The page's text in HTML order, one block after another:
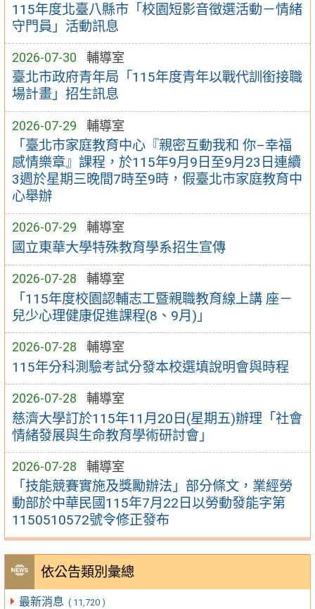
115年度北臺八縣市「校園短影音徵選活動－情緒
守門員」活動訊息
2026-07-30 輔導室
臺北市政府青年局「115年度青年以戰代訓銜接職
場計畫」招生訊息
2026-07-29 輔導室
「臺北市家庭教育中心『親密互動我和 你–幸福
感情樂章』課程，於115年9月9日至9月23日連續
3週於星期三晚間7時至9時，假臺北市家庭教育中
心舉辦
2026-07-29 輔導室
國立東華大學特殊教育學系招生宣傳
2026-07-28 輔導室
「115年度校園認輔志工暨親職教育線上講 座－
兒少心理健康促進課程(8、9月)」
2026-07-28 輔導室
115年分科測驗考試分發本校選填說明會與時程
2026-07-28 輔導室
慈濟大學訂於115年11月20日(星期五)辦理「社會
情緒發展與生命教育學術研討會」
2026-07-28 輔導室
「技能競賽實施及獎勵辦法」部分條文，業經勞
動部於中華民國115年7月22日以勞動發能字第
1150510572號令修正發布
依公告類別彙總
最新消息 ( 11,720 )